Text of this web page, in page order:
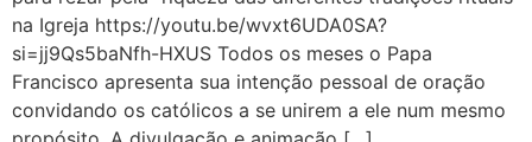
na Igreja https://youtu.be/wvxt6UDA0SA?
si=jj9Qs5baNfh-HXUS Todos os meses o Papa
Francisco apresenta sua intenção pessoal de oração
convidando os católicos a se unirem a ele num mesmo